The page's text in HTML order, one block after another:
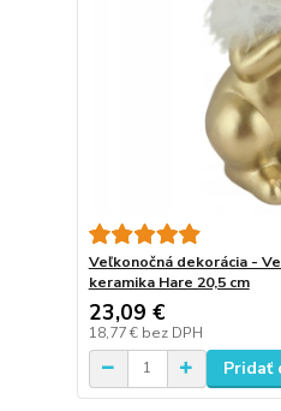
Veľkonočná dekorácia -
keramika Hare 20,5 cm
23,09 €
18,77 € bez DPH
Pridať